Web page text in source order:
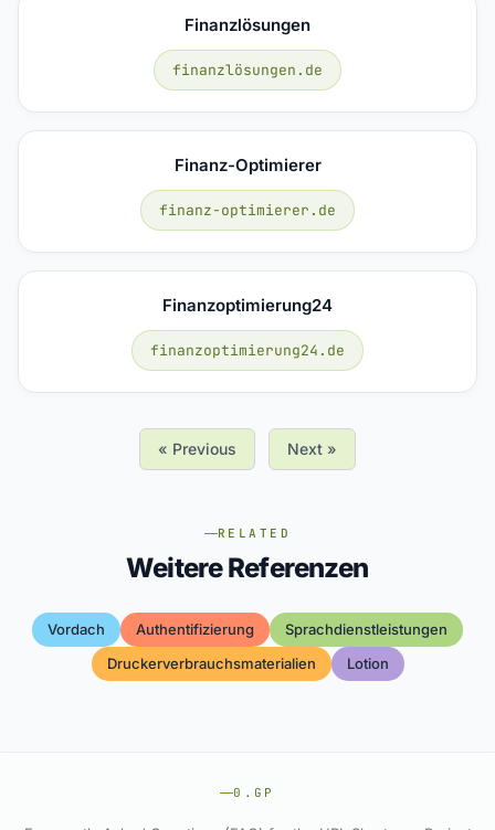
Finanzlösungen
finanzlösungen.de
Finanz-Optimierer
finanz-optimierer.de
Finanzoptimierung24
finanzoptimierung24.de
« Previous Next »
RELATED
Weitere Referenzen
Vordach Authentifizierung
Sprachdienstleistungen
Druckerverbrauchsmaterialien
Lotion
0.GP